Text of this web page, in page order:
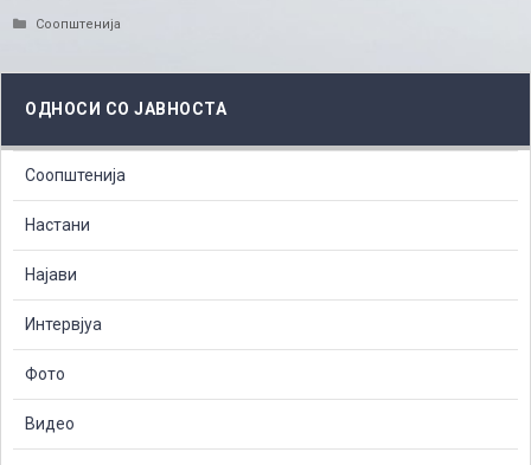
Categories
Соопштенија
ОДНОСИ СО ЈАВНОСТА
Соопштенија
Настани
Најави
Интервјуа
Фото
Видео